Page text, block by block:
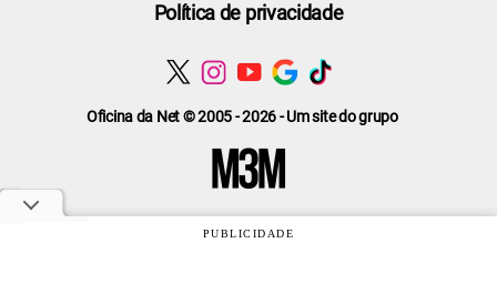
Oficina da Net © 2005 - 2026 - Um site do grupo
Política de privacidade
PUBLICIDADE